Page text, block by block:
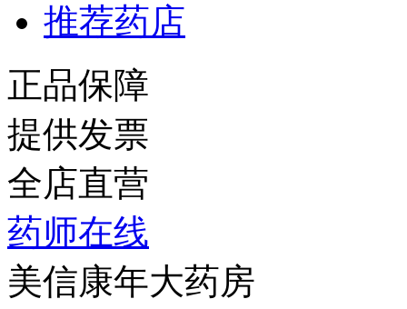
推荐药店
正品保障
提供发票
全店直营
药师在线
美信康年大药房